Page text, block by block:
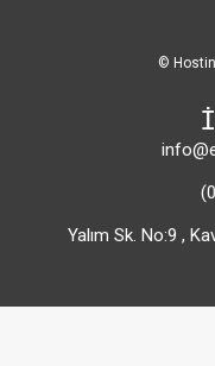
©
Yalım Sk. No:9 ,